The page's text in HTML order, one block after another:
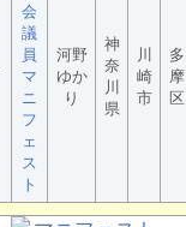
会
議
員
マ
ニ
フ
ェ
ス
ト
河野
ゆか
り
神
奈
川
県
川
崎
市
多
摩
区